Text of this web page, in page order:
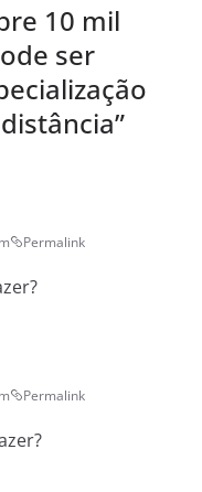
10 mil
ser
”
Permalink
Permalink